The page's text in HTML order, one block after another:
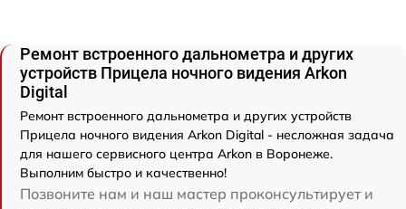
Ремонт встроенного дальнометра и других
устройств Прицела ночного видения Arkon
Digital
Ремонт встроенного дальнометра и других устройств
Прицела ночного видения Arkon Digital - несложная задача
для нашего сервисного центра Arkon в Воронеже.
Выполним быстро и качественно!
Позвоните нам и наш мастер проконсультирует и